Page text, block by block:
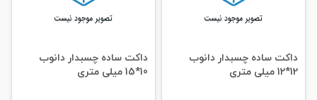
داکت ساده چسبدار دانوب
12*12 میلی‌ متری
داکت ساده چسبدار دانوب
10*15 میلی‌ متری